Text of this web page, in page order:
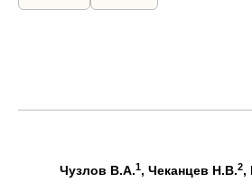
Чузлов В.А.1, Чеканцев Н.В.2,